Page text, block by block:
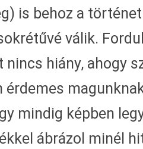
is behoz a
válik.
nincs hiány, ahogy
érdemes
mindig képben
ábrázol minél